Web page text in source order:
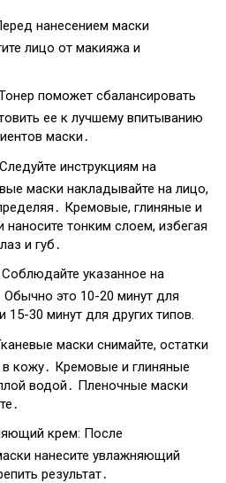
нанесением маски
лицо от макияжа и
поможет сбалансировать
ее к лучшему впитыванию
маски․
инструкциям на
маски накладывайте на лицо,
Кремовые, глиняные и
тонким слоем, избегая
и губ․
указанное на
Обычно это 10-20 минут для
15-30 минут для других типов.
маски снимайте, остатки
в кожу․ Кремовые и глиняные
водой․ Пленочные маски
крем: После
нанесите увлажняющий
результат․